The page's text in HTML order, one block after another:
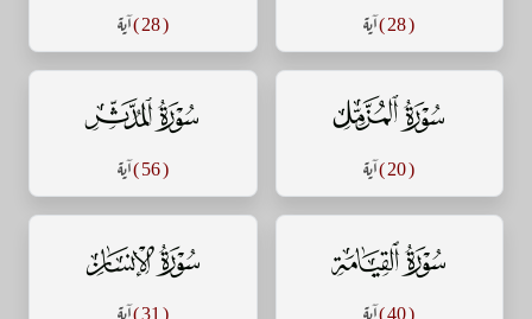
( 28 ) آية ( 28 ) آية
سورة المزمل
( 20 ) آية
سورة المدثر
( 56 ) آية
سورة القيامة
( 40 ) آية
سورة الإنسان
( 31 ) آية